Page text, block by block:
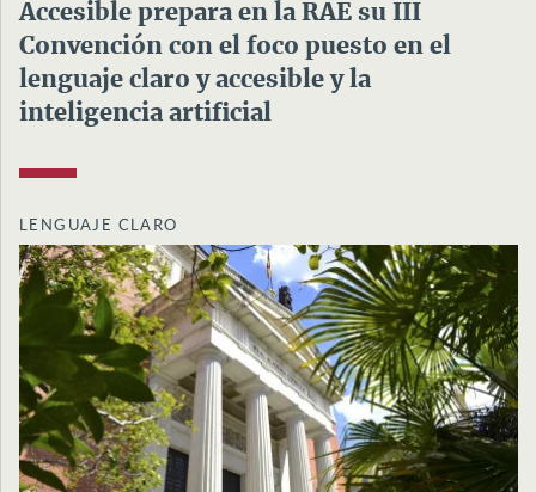
Accesible prepara en la RAE su III
Convención con el foco puesto en el
lenguaje claro y accesible y la
inteligencia artificial
LENGUAJE CLARO